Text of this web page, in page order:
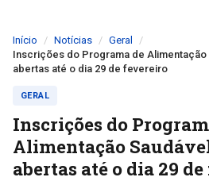
Início Notícias
Geral
Inscrições do Programa de Alimentação
abertas até o dia 29 de fevereiro
GERAL
Inscrições do
Alimentação
abertas até o dia 29